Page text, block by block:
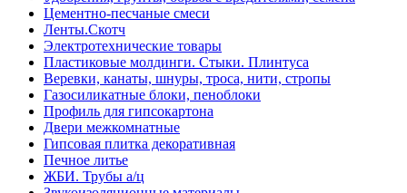
Цементно-песчаные смеси
Ленты.Скотч
Электротехнические товары
Пластиковые молдинги. Стыки. Плинтуса
Веревки, канаты, шнуры, троса, нити, стропы
Газосиликатные блоки, пеноблоки
Профиль для гипсокартона
Двери межкомнатные
Гипсовая плитка декоративная
Печное литье
ЖБИ. Трубы а/ц